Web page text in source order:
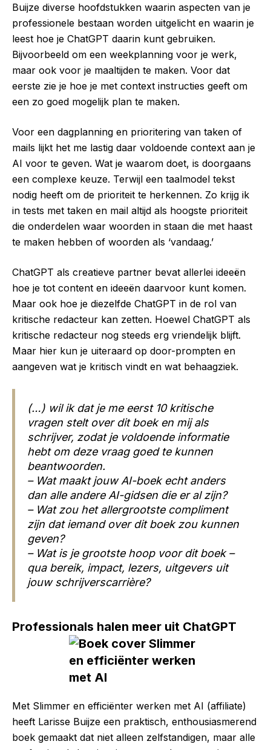
Buijze diverse hoofdstukken waarin aspecten van je
professionele bestaan worden uitgelicht en waarin je
leest hoe je ChatGPT daarin kunt gebruiken.
Bijvoorbeeld om een weekplanning voor je werk,
maar ook voor je maaltijden te maken. Voor dat
eerste zie je hoe je met context instructies geeft om
een zo goed mogelijk plan te maken.
Voor een dagplanning en prioritering van taken of
mails lijkt het me lastig daar voldoende context aan je
AI voor te geven. Wat je waarom doet, is doorgaans
een complexe keuze. Terwijl een taalmodel tekst
nodig heeft om de prioriteit te herkennen. Zo krijg ik
in tests met taken en mail altijd als hoogste prioriteit
die onderdelen waar woorden in staan die met haast
te maken hebben of woorden als ‘vandaag.’
ChatGPT als creatieve partner bevat allerlei ideeën
hoe je tot content en ideeën daarvoor kunt komen.
Maar ook hoe je diezelfde ChatGPT in de rol van
kritische redacteur kan zetten. Hoewel ChatGPT als
kritische redacteur nog steeds erg vriendelijk blijft.
Maar hier kun je uiteraard op door-prompten en
aangeven wat je kritisch vindt en wat behaagziek.
(…) wil ik dat je me eerst 10 kritische
vragen stelt over dit boek en mij als
schrijver, zodat je voldoende informatie
hebt om deze vraag goed te kunnen
beantwoorden.
– Wat maakt jouw AI-boek echt anders
dan alle andere AI-gidsen die er al zijn?
– Wat zou het allergrootste compliment
zijn dat iemand over dit boek zou kunnen
geven?
– Wat is je grootste hoop voor dit boek –
qua bereik, impact, lezers, uitgevers uit
jouw schrijverscarrière?
Professionals halen meer uit ChatGPT
Met Slimmer en efficiënter werken met AI (affiliate)
heeft Larisse Buijze een praktisch, enthousiasmerend
boek gemaakt dat niet alleen zelfstandigen, maar alle